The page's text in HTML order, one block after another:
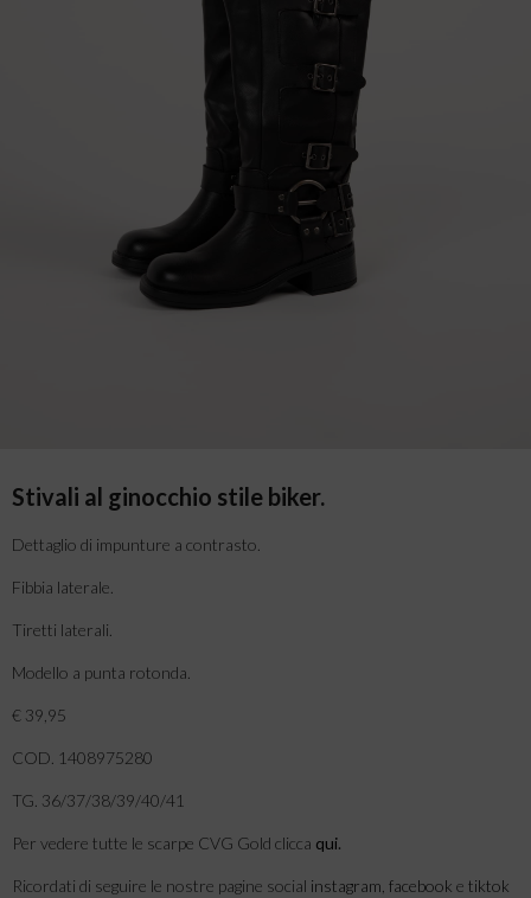
Stivali al ginocchio stile biker.
Dettaglio di impunture a contrasto.
Fibbia laterale.
Tiretti laterali.
Modello a punta rotonda.
€ 39,95
COD. 1408975280
TG. 36/37/38/39/40/41
Per vedere tutte le scarpe CVG Gold clicca qui.
Ricordati di seguire le nostre pagine social instagram facebook e tiktok